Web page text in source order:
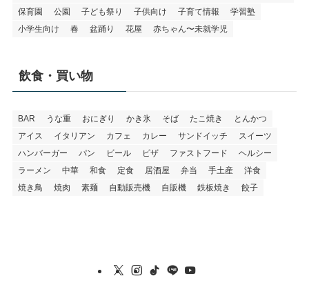
保育園
公園 子ども祭り 子供向け 子育て情報
学習塾
小学生向け
春 盆踊り 花屋 赤ちゃん〜未就学児
飲食・買い物
BAR うな重 おにぎり かき氷 そば たこ焼き
とんかつ
アイス
イタリアン カフェ カレー サンドイッチ
スイーツ
ハンバーガー
パン ビール ピザ ファストフード
ヘルシー
ラーメン
中華 和食 定食 居酒屋 弁当 手土産
洋食
焼き鳥
焼肉 素麺 自動販売機 自販機 鉄板焼き 餃子